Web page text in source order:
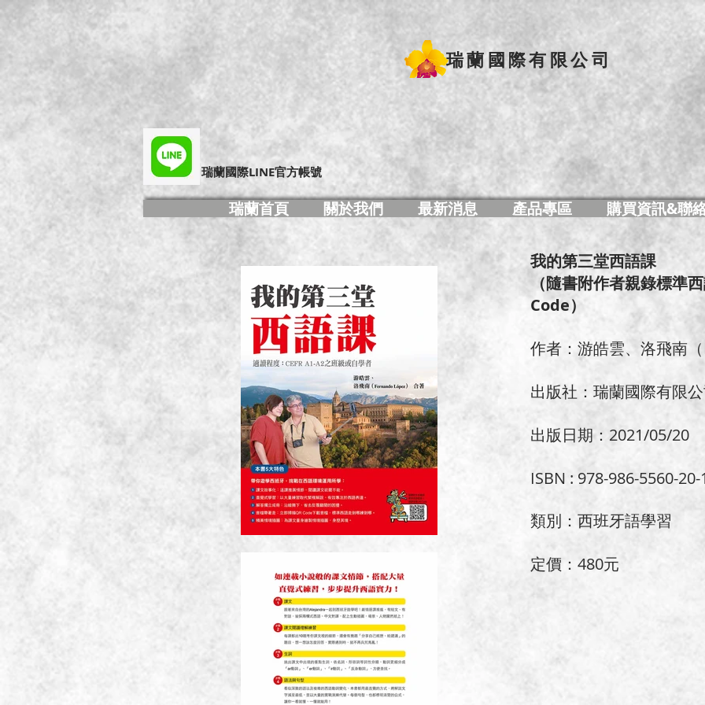
瑞蘭國際有限公司
​瑞蘭國際LINE官方帳號
瑞蘭首頁 關於我們 最新消息 產品專區 購買資訊&聯
我的第三堂西語課
（隨書附作者親錄標準
Code）
作者：游皓雲、洛飛南
出版社：瑞蘭國際有限
出版日期：2021/05/20
ISBN : 978-986-5560-20-
類別：西班牙語學習
定價：480元